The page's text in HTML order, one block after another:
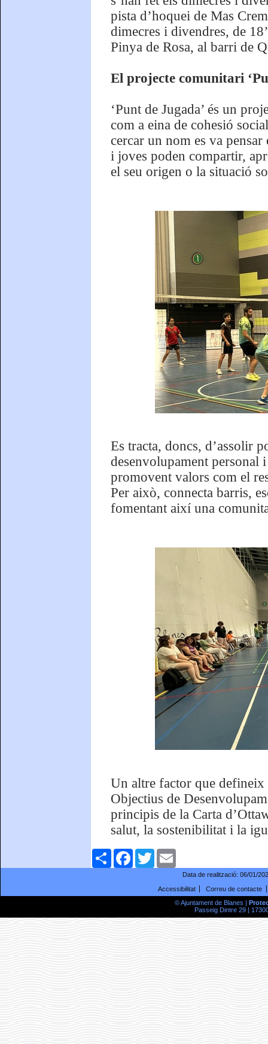
pista d’hoquei de Mas
dimecres i divendres, de
Pinya de Rosa, al barri de
El projecte comunitari
‘Punt de Jugada’ és un
com a eina de cohesió
cercar un nom es va
i joves poden compartir,
el seu origen o la situació
Es tracta, doncs, d’assolir
desenvolupament personal
promovent valors com el
Per això, connecta barris,
fomentant així una
Un altre factor que defineix
Objectius de
principis de la Carta
salut, la sostenibilitat i la
ComparteixFacebookTwitter
Data de realització: 06/01/
Accessibilitat
Correu de contacte
© Ajuntament de Blanes |
Passeig Dintre 29 |